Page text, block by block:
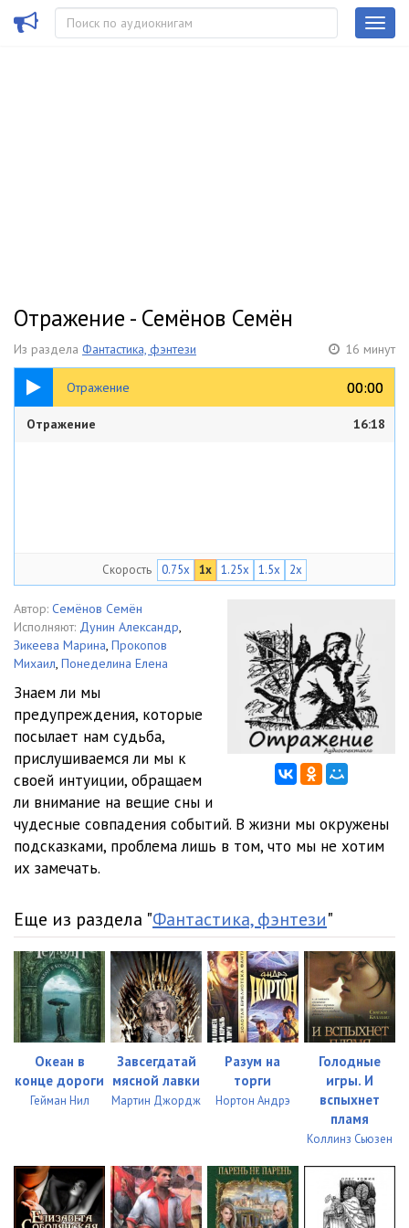
Отражение - Семёнов Семён
Из раздела Фантастика, фэнтези 16 минут
Отражение 00:00
00:00
16:18
Отражение 16:18
Скорость 0.75x 1x 1.25x 1.5x 2x
Автор: Семёнов Семён
Исполняют: Дунин Александр,
Зикеева Марина, Прокопов
Михаил, Понеделина Елена
Знаем ли мы
предупреждения, которые
посылает нам судьба,
прислушиваемся ли мы к
своей интуиции, обращаем
ли внимание на вещие сны и
чудесные совпадения событий. В жизни мы окружены
подсказками, проблема лишь в том, что мы не хотим
их замечать.
Еще из раздела "Фантастика, фэнтези"
Океан в
конце дороги
Гейман Нил
Завсегдатай
мясной лавки
Мартин Джордж
Разум на
торги
Нортон Андрэ
Голодные
игры. И
вспыхнет
пламя
Коллинз Сьюзен